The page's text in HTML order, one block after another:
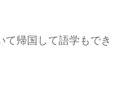
て帰国して語学もでき